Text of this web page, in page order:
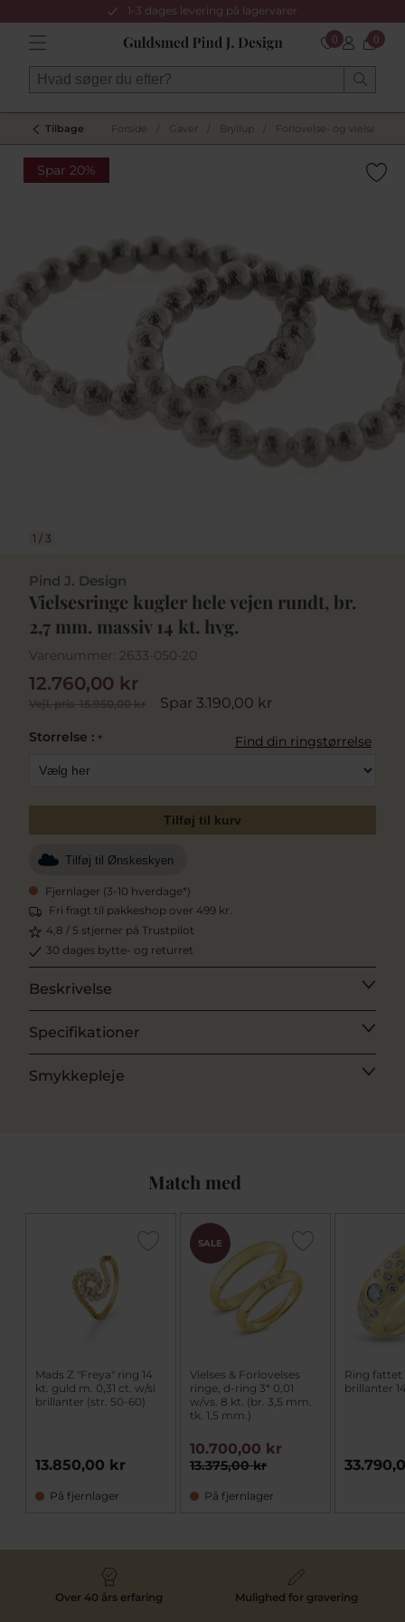
1-3 dages levering på lagervarer
0 0
Tilbage Forside Gaver Bryllup Forlovelse- og
Spar 20%
1 / 3
Pind J. Design
Vielsesringe kugler hele vejen rundt, br.
2,7 mm. massiv 14 kt. hvg.
Varenummer: 2633-050-20
Vejl. pris15.950,00 kr Spar 3.190,00 kr
12.760,00 kr
Storrelse : * Find din ringstørrelse
Tilføj til kurv
Tilføj til Ønskeskyen
Fjernlager (3-10 hverdage*)
Fri fragt til pakkeshop over 499 kr.
4,8 / 5 stjerner på Trustpilot
30 dages bytte- og returret
Beskrivelse
Specifikationer
Smykkepleje
Match med
Mads Z "Freya" ring 14
kt. guld m. 0,31 ct. w/si
brillanter (str. 50-60)
13.850,00 kr
På fjernlager
SALE
Vielses & Forlovelses
ringe, d-ring 3* 0,01
w/vs. 8 kt. (br. 3,5 mm.
tk. 1,5 mm.)
13.375,00 kr
10.700,00 kr
På fjernlager
Ring fattet
brillanter
Over 40 års erfaring Mulighed for gravering